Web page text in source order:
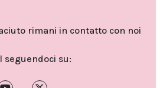
rimani in contatto con noi
seguendoci su: